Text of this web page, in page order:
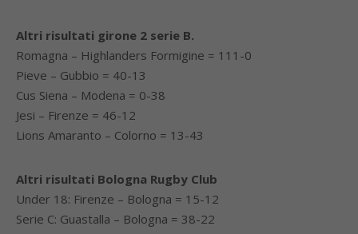
Altri risultati girone 2 serie B.
Romagna – Highlanders Formigine = 111-0
Pieve – Gubbio = 40-13
Cus Siena – Modena = 0-38
Jesi – Firenze = 46-12
Lions Amaranto – Colorno = 13-43
Altri risultati Bologna Rugby Club
Under 18: Firenze – Bologna = 15-12
Serie C: Guastalla – Bologna = 38-22